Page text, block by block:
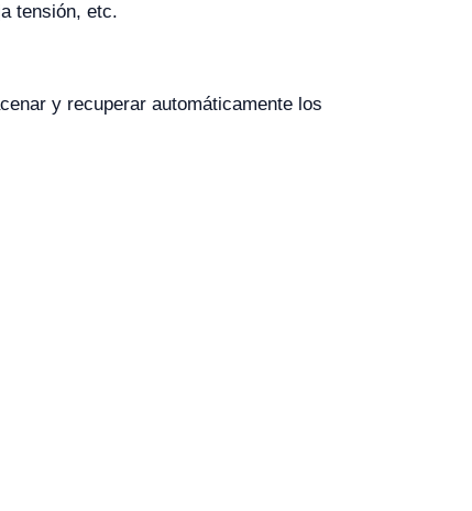
tensión, etc.
y recuperar automáticamente los